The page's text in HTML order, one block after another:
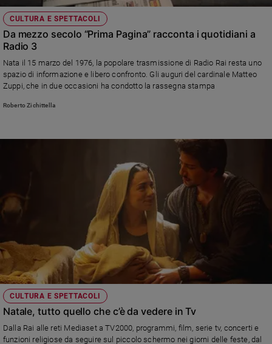
Social
CULTURA E SPETTACOLI
Da mezzo secolo “Prima Pagina” racconta i quotidiani a
Radio 3
Nata il 15 marzo del 1976, la popolare trasmissione di Radio Rai resta uno
spazio di informazione e libero confronto. Gli auguri del cardinale Matteo
Zuppi, che in due occasioni ha condotto la rassegna stampa
Roberto Zichittella
CULTURA E SPETTACOLI
Natale, tutto quello che c’è da vedere in Tv
Dalla Rai alle reti Mediaset a TV2000, programmi, film, serie tv, concerti e
funzioni religiose da seguire sul piccolo schermo nei giorni delle feste, dal